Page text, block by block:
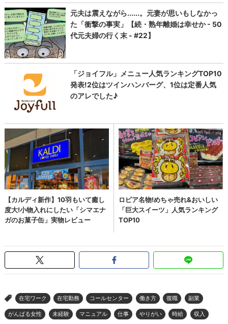
> 在宅ワーク 在宅勤務 コールセンター 働き方 復職 副業
がんばる女性 未経験 マニュアル 仕事 やりがい 時給 収入